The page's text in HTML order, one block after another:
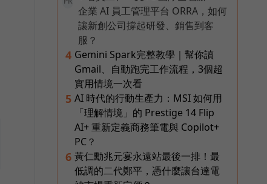
企業 AI 員工管理平台 ORRA，如何
讓新創公司撐起研發、銷售到客
服？
4 Gemini Spark完整教學｜幫你讀
Gmail、自動跑完工作流程，3個超
實用情境一次看
5 AI 時代的行動生產力：MSI 如何用
「理解情境」的 Prestige 14 Flip
AI+ 重新定義商務筆電與 Copilot+
PC？
6 黃仁勳兆元宴永遠站最後一排！最
低調的二代鄭平，憑什麼讓台達電